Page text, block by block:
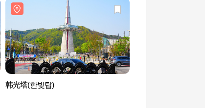
韩光塔(한빛탑)